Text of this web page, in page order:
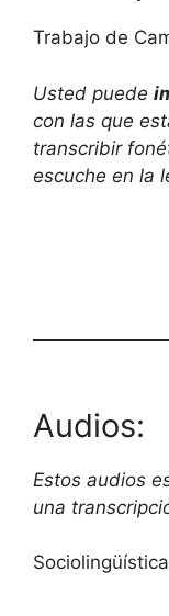
Trabajo de
Usted puede
con las que
transcribir
escuche en la
Audios:
Estos audios
una